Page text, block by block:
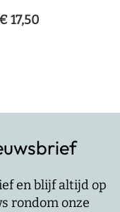
€ 17,50
en blijf altijd op
rondom onze